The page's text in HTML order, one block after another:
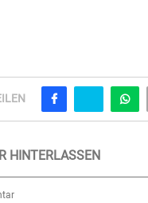
HINTERLASSEN